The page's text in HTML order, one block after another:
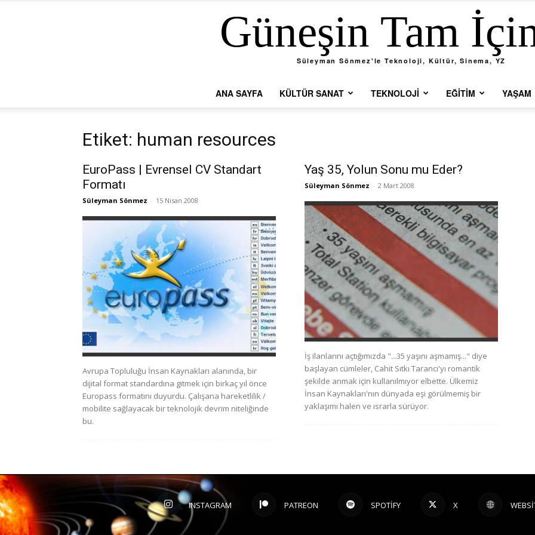
Güneşin Tam
Süleyman Sönmez'le Teknoloji, Kültür, Sinema, YZ
ANA SAYFA KÜLTÜR SANAT TEKNOLOJI EĞITIM YAŞAM
Etiket: human resources
EuroPass | Evrensel CV Standart
Formatı
Süleyman Sönmez - 15 Nisan 2008
Avrupa Topluluğu İnsan Kaynakları alanında, bir
dijital format standardına gitmek için birkaç yıl önce
Europass formatını duyurdu. Çalışana hareketlilik /
mobilite sağlayacak bir teknolojik devrim niteliğinde
bu.
Yaş 35, Yolun Sonu mu Eder?
Süleyman Sönmez - 2 Mart 2008
İş ilanlarını açtığımızda "...35 yaşını aşmamış..." diye
başlayan cümleler, Cahit Sıtkı Tarancı'yı romantik
şekilde anmak için kullanılmıyor elbette. Ülkemiz
İnsan Kaynakları'nın dünyada eşi görülmemiş bir
yaklaşımı halen ve ısrarla sürüyor.
INSTAGRAM PATREON SPOTIFY X